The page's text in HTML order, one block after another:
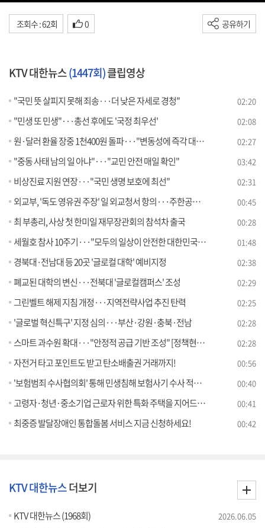
조회수 : 62회 0 공유하기
KTV 대한뉴스(1447회)클립영상
"국민 뜻 살피지 못해 죄송···더 낮은 자세로 경청" 02:20
"민생 또 민생"···총선 후에도 '국정 최우선' 02:08
원·달러 환율 장중 1천400원 돌파···"변동성에 즉각 대응" 02:27
"중동 사태 남의 일 아냐"···"교민 안전 매일 확인" 03:42
비상진료 지원 연장···"국민 생명 보호에 최선" 02:31
외교부, '독도 영유권 주장' 일 외교청서 항의···주한공사 초치 00:45
최 부총리, 사상 첫 한미일 재무장관회의 참석차 출국 00:28
세월호 참사 10주기···"모두의 일상이 안전한 대한민국으로" 01:48
경북대·전남대 등 20곳 '글로컬 대학' 예비지정 02:38
폐교된 대학의 변신···전북대 '글로컬캠퍼스' 조성 02:29
그린벨트 해제 지침 개정···지역전략사업 추진 탄력 02:25
'글로벌 혁신특구' 지정 심의···부산·강원·충북·전남 02:28
스마트 과수원 확대···"안정적 공급 기반 조성" [정책현장+] 02:28
자전거 타고 포인트도 받고 탄소배출권 거래까지! 00:56
'보험범죄 수사협의회' 통해 민생침해 보험사기 수사 적극 지원 00:40
고령자·청년·중소기업 근로자 위한 특화 주택을 지어드립니다 00:41
최중증 발달장애인 통합돌봄 서비스 지금 신청하세요! 00:42
KTV 대한뉴스더보기
KTV 대한뉴스 (1968회) 2026.06.05